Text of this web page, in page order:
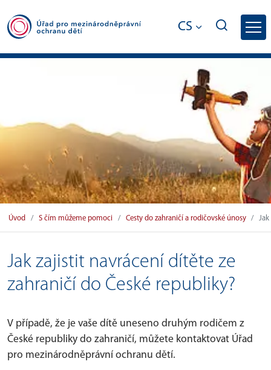
CS
Jak zajistit navrácení dítěte ze zahraničí
Úvod S čím můžeme pomoci Cesty do zahraničí a rodičovské únosy
Jak zajistit navrácení dítěte ze
zahraničí do České republiky?
V případě, že je vaše dítě uneseno druhým rodičem z
České republiky do zahraničí, můžete kontaktovat Úřad
pro mezinárodněprávní ochranu dětí.